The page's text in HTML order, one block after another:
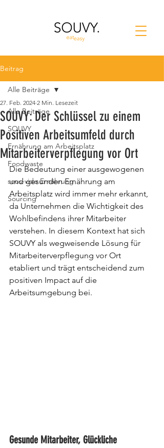
Beitrag
Alle Beiträge
SOUVY
Ernährung am Arbeitsplatz
Foodwaste
sous-vide Ernährung
Sourcing
Alle Beiträge
SOUVY: Der Schlüssel zu einem
Positiven Arbeitsumfeld durch
Mitarbeiterverpflegung vor Ort
27. Feb. 2024 2 Min. Lesezeit
Die Bedeutung einer ausgewogenen
und gesunden Ernährung am
Arbeitsplatz wird immer mehr erkannt,
da Unternehmen die Wichtigkeit des
Wohlbefindens ihrer Mitarbeiter
verstehen. In diesem Kontext hat sich
SOUVY als wegweisende Lösung für
Mitarbeiterverpflegung vor Ort
etabliert und trägt entscheidend zum
positiven Impact auf die
Arbeitsumgebung bei.
Gesunde Mitarbeiter, Glückliche